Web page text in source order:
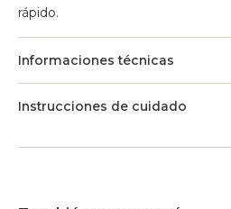
rápido.
Informaciones técnicas
Instrucciones de cuidado